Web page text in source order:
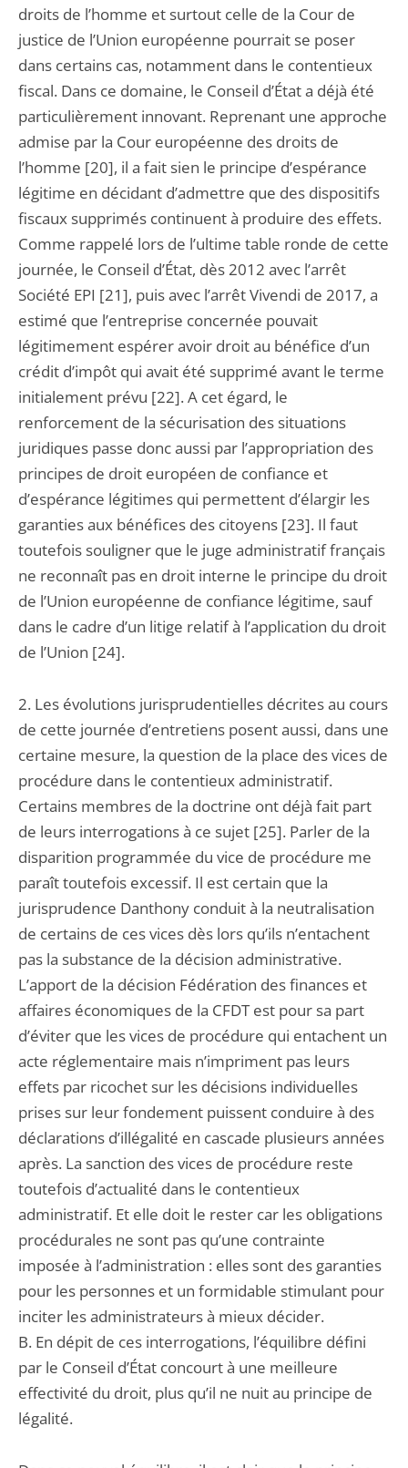
droits de l’homme et surtout celle de la Cour de
justice de l’Union européenne pourrait se poser
dans certains cas, notamment dans le contentieux
fiscal. Dans ce domaine, le Conseil d’État a déjà été
particulièrement innovant. Reprenant une approche
admise par la Cour européenne des droits de
l’homme [20], il a fait sien le principe d’espérance
légitime en décidant d’admettre que des dispositifs
fiscaux supprimés continuent à produire des effets.
Comme rappelé lors de l’ultime table ronde de cette
journée, le Conseil d’État, dès 2012 avec l’arrêt
Société EPI [21], puis avec l’arrêt Vivendi de 2017, a
estimé que l’entreprise concernée pouvait
légitimement espérer avoir droit au bénéfice d’un
crédit d’impôt qui avait été supprimé avant le terme
initialement prévu [22]. A cet égard, le
renforcement de la sécurisation des situations
juridiques passe donc aussi par l’appropriation des
principes de droit européen de confiance et
d’espérance légitimes qui permettent d’élargir les
garanties aux bénéfices des citoyens [23]. Il faut
toutefois souligner que le juge administratif français
ne reconnaît pas en droit interne le principe du droit
de l’Union européenne de confiance légitime, sauf
dans le cadre d’un litige relatif à l’application du droit
de l’Union [24].
2. Les évolutions jurisprudentielles décrites au cours
de cette journée d’entretiens posent aussi, dans une
certaine mesure, la question de la place des vices de
procédure dans le contentieux administratif.
Certains membres de la doctrine ont déjà fait part
de leurs interrogations à ce sujet [25]. Parler de la
disparition programmée du vice de procédure me
paraît toutefois excessif. Il est certain que la
jurisprudence Danthony conduit à la neutralisation
de certains de ces vices dès lors qu’ils n’entachent
pas la substance de la décision administrative.
L’apport de la décision Fédération des finances et
affaires économiques de la CFDT est pour sa part
d’éviter que les vices de procédure qui entachent un
acte réglementaire mais n’impriment pas leurs
effets par ricochet sur les décisions individuelles
prises sur leur fondement puissent conduire à des
déclarations d’illégalité en cascade plusieurs années
après. La sanction des vices de procédure reste
toutefois d’actualité dans le contentieux
administratif. Et elle doit le rester car les obligations
procédurales ne sont pas qu’une contrainte
imposée à l’administration : elles sont des garanties
pour les personnes et un formidable stimulant pour
inciter les administrateurs à mieux décider.
B. En dépit de ces interrogations, l’équilibre défini
par le Conseil d’État concourt à une meilleure
effectivité du droit, plus qu’il ne nuit au principe de
légalité.